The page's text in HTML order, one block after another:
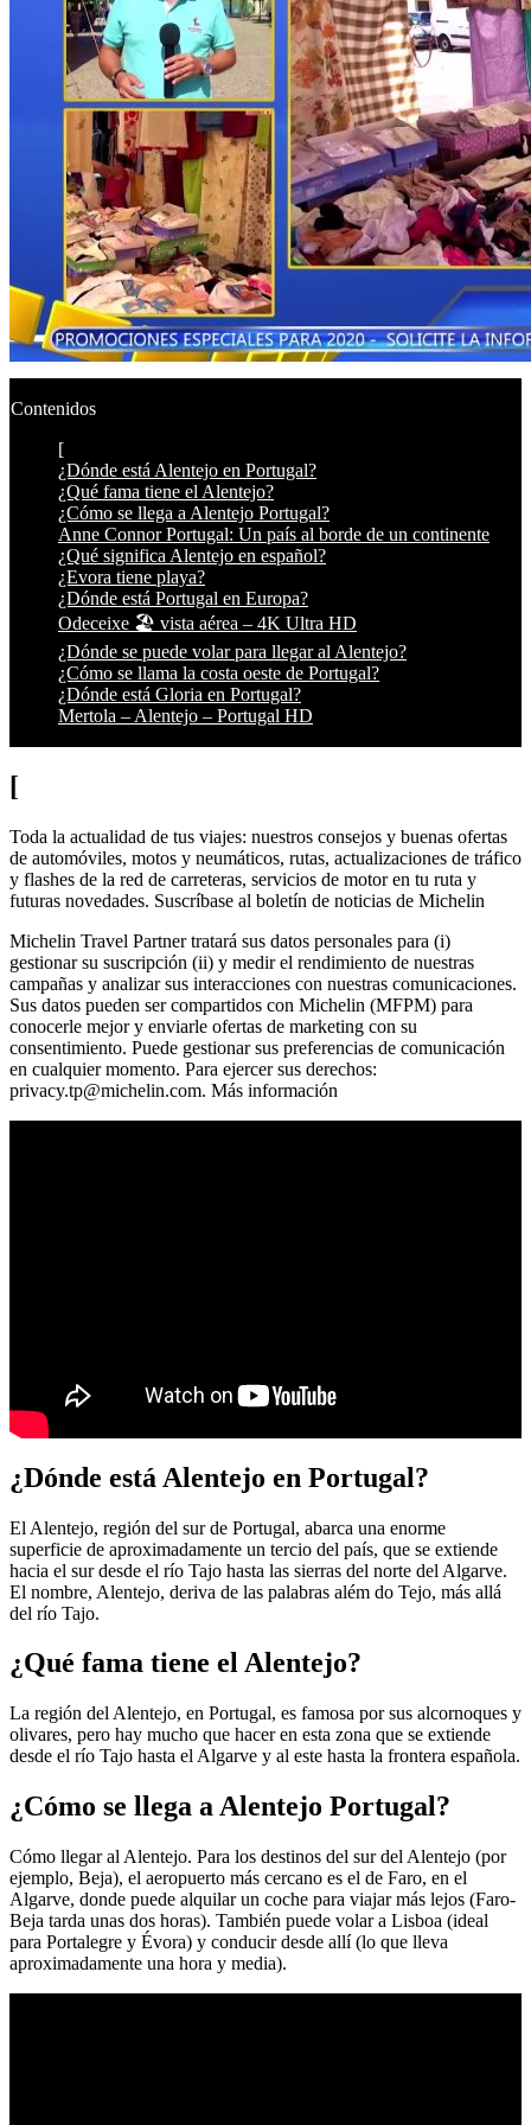
Contenidos
[
¿Dónde está Alentejo en Portugal?
¿Qué fama tiene el Alentejo?
¿Cómo se llega a Alentejo Portugal?
Anne Connor Portugal: Un país al borde de un continente
¿Qué significa Alentejo en español?
¿Evora tiene playa?
¿Dónde está Portugal en Europa?
Odeceixe 🏖️ vista aérea – 4K Ultra HD
¿Dónde se puede volar para llegar al Alentejo?
¿Cómo se llama la costa oeste de Portugal?
¿Dónde está Gloria en Portugal?
Mertola – Alentejo – Portugal HD
[
Toda la actualidad de tus viajes: nuestros consejos y buenas ofertas
de automóviles, motos y neumáticos, rutas, actualizaciones de tráfico
y flashes de la red de carreteras, servicios de motor en tu ruta y
futuras novedades. Suscríbase al boletín de noticias de Michelin
Michelin Travel Partner tratará sus datos personales para (i)
gestionar su suscripción (ii) y medir el rendimiento de nuestras
campañas y analizar sus interacciones con nuestras comunicaciones.
Sus datos pueden ser compartidos con Michelin (MFPM) para
conocerle mejor y enviarle ofertas de marketing con su
consentimiento. Puede gestionar sus preferencias de comunicación
en cualquier momento. Para ejercer sus derechos:
privacy.tp@michelin.com. Más información
¿Dónde está Alentejo en Portugal?
El Alentejo, región del sur de Portugal, abarca una enorme
superficie de aproximadamente un tercio del país, que se extiende
hacia el sur desde el río Tajo hasta las sierras del norte del Algarve.
El nombre, Alentejo, deriva de las palabras além do Tejo, más allá
del río Tajo.
¿Qué fama tiene el Alentejo?
La región del Alentejo, en Portugal, es famosa por sus alcornoques y
olivares, pero hay mucho que hacer en esta zona que se extiende
desde el río Tajo hasta el Algarve y al este hasta la frontera española.
¿Cómo se llega a Alentejo Portugal?
Cómo llegar al Alentejo. Para los destinos del sur del Alentejo (por
ejemplo, Beja), el aeropuerto más cercano es el de Faro, en el
Algarve, donde puede alquilar un coche para viajar más lejos (Faro-
Beja tarda unas dos horas). También puede volar a Lisboa (ideal
para Portalegre y Évora) y conducir desde allí (lo que lleva
aproximadamente una hora y media).